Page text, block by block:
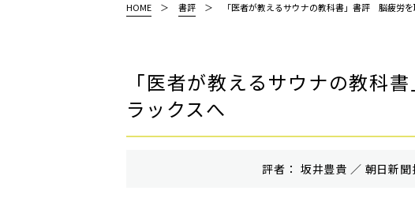
HOME 書評 「医者が教えるサウナの教科書」書評 脳疲労
「医者が教えるサウナの教科
ラックスへ
評者： 坂井豊貴 ／ 朝⽇新